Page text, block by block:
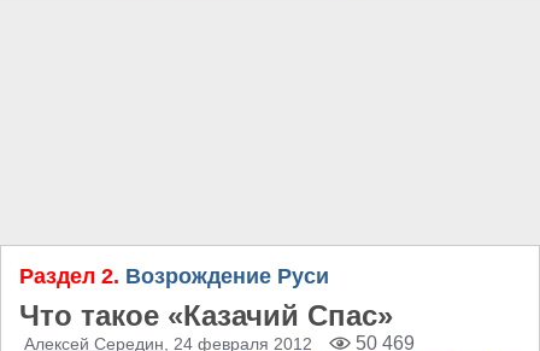
Раздел 2. Возрождение Руси
Что такое «Казачий Спас»
Алексей Середин , 24 февраля 2012 50 469